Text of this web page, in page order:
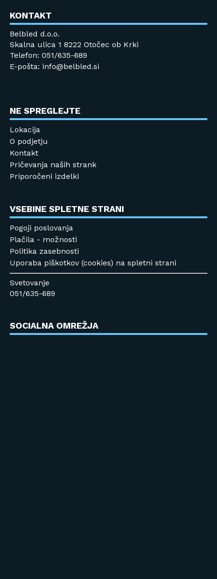
KONTAKT
Belbled d.o.o.
Skalna ulica 1 8222 Otočec ob Krki
Telefon: 051/635-689
E-pošta: info@belbled.si
NE SPREGLEJTE
Lokacija
O podjetju
Kontakt
Pričevanja naših strank
Priporočeni izdelki
VSEBINE SPLETNE STRANI
Pogoji poslovanja
Plačila - možnosti
Politika zasebnosti
Uporaba piškotkov (cookies) na spletni strani
Svetovanje
051/635-689
SOCIALNA OMREŽJA